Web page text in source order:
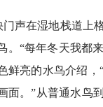
声在湿地栈道上
“每年冬天我都
鲜亮的水鸟介绍
面。”从普通水鸟